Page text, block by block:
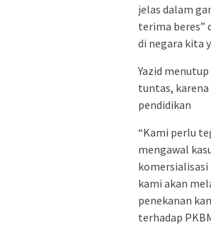
jelas dalam
terima beres”
di negara kita
Yazid
tuntas, karena
pendidikan
“Kami perlu
mengawal
komersialisasi
kami akan
penekanan
terhadap